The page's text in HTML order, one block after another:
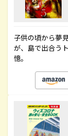
子供の頃から夢
が、島で出合う
憶。